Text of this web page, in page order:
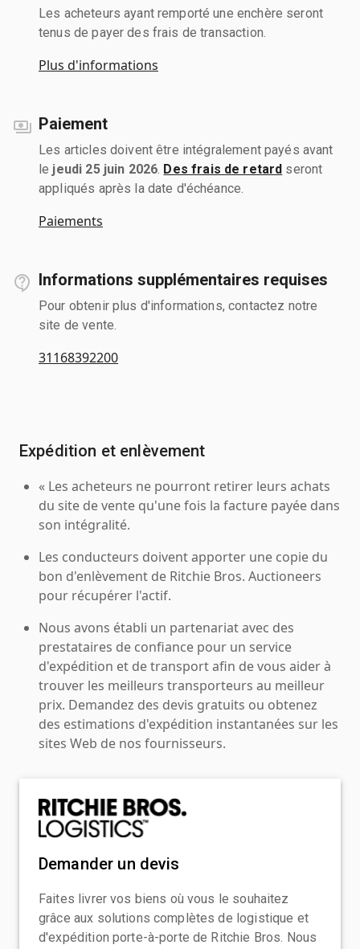
Les acheteurs ayant remporté une enchère seront
tenus de payer des frais de transaction.
Plus d'informations
Paiement
Les articles doivent être intégralement payés avant
le jeudi 25 juin 2026 Des frais de retard seront
appliqués après la date d'échéance.
Paiements
Informations supplémentaires requises
Pour obtenir plus d'informations, contactez notre
site de vente.
31168392200
Expédition et enlèvement
« Les acheteurs ne pourront retirer leurs achats
du site de vente qu'une fois la facture payée dans
son intégralité.
Les conducteurs doivent apporter une copie du
bon d'enlèvement de Ritchie Bros. Auctioneers
pour récupérer l'actif.
Nous avons établi un partenariat avec des
prestataires de confiance pour un service
d'expédition et de transport afin de vous aider à
trouver les meilleurs transporteurs au meilleur
prix. Demandez des devis gratuits ou obtenez
des estimations d'expédition instantanées sur les
sites Web de nos fournisseurs.
Demander un devis
Faites livrer vos biens où vous le souhaitez
grâce aux solutions complètes de logistique et
d'expédition porte-à-porte de Ritchie Bros. Nous